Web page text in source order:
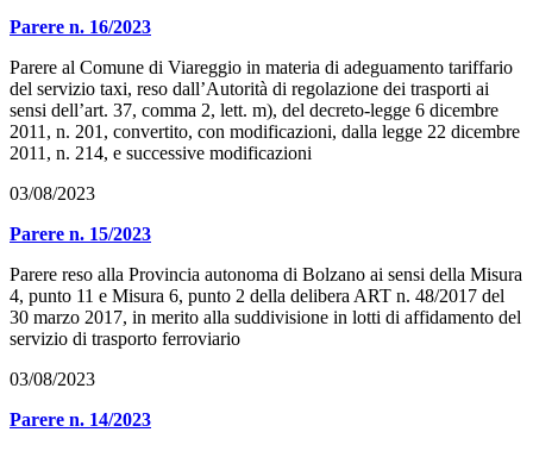
Parere n. 16/2023
Parere al Comune di Viareggio in materia di adeguamento tariffario
del servizio taxi, reso dall’Autorità di regolazione dei trasporti ai
sensi dell’art. 37, comma 2, lett. m), del decreto-legge 6 dicembre
2011, n. 201, convertito, con modificazioni, dalla legge 22 dicembre
2011, n. 214, e successive modificazioni
03/08/2023
Parere n. 15/2023
Parere reso alla Provincia autonoma di Bolzano ai sensi della Misura
4, punto 11 e Misura 6, punto 2 della delibera ART n. 48/2017 del
30 marzo 2017, in merito alla suddivisione in lotti di affidamento del
servizio di trasporto ferroviario
03/08/2023
Parere n. 14/2023